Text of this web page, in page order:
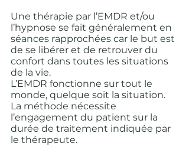
Une thérapie par l’EMDR et/ou
l’hypnose se fait généralement en
séances rapprochées car le but est
de se libérer et de retrouver du
confort dans toutes les situations
de la vie.
L’EMDR fonctionne sur tout le
monde, quelque soit la situation.
La méthode nécessite
l’engagement du patient sur la
durée de traitement indiquée par
le thérapeute.